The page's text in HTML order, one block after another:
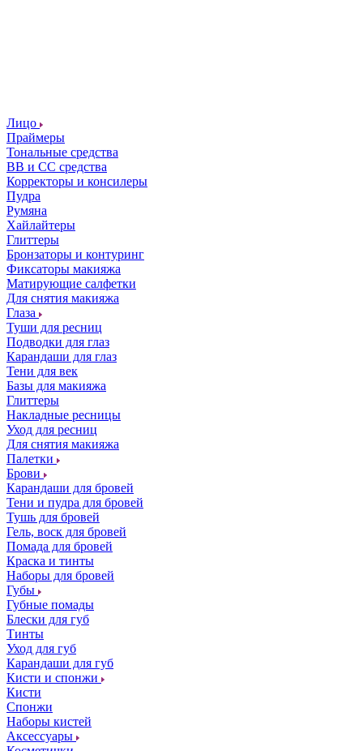
Лицо
Праймеры
Тональные средства
ВВ и СС средства
Корректоры и консилеры
Пудра
Румяна
Хайлайтеры
Глиттеры
Бронзаторы и контуринг
Фиксаторы макияжа
Матирующие салфетки
Для снятия макияжа
Глаза
Туши для ресниц
Подводки для глаз
Карандаши для глаз
Тени для век
Базы для макияжа
Глиттеры
Накладные ресницы
Уход для ресниц
Для снятия макияжа
Палетки
Брови
Карандаши для бровей
Тени и пудра для бровей
Тушь для бровей
Гель, воск для бровей
Помада для бровей
Краска и тинты
Наборы для бровей
Губы
Губные помады
Блески для губ
Тинты
Уход для губ
Карандаши для губ
Кисти и спонжи
Кисти
Спонжи
Наборы кистей
Аксессуары